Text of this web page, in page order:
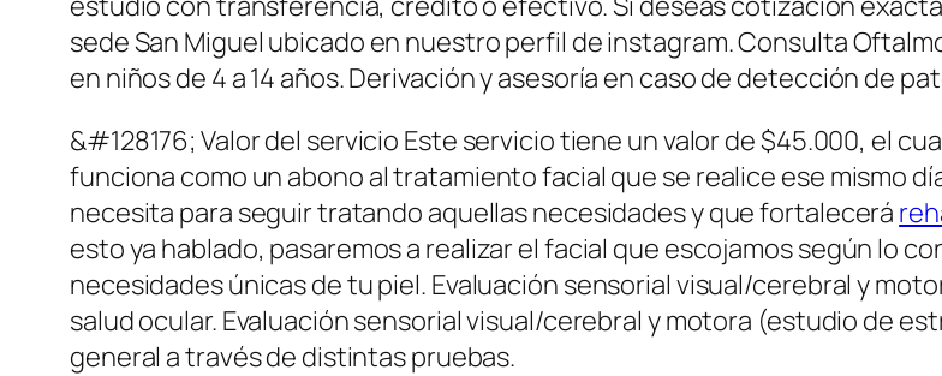
sede San Miguel ubicado en nuestro perfil de instagram. Consulta
en niños de 4 a 14 años. Derivación y asesoría en caso de detección de
&#128176; Valor del servicio Este servicio tiene un valor de $45.000, el
funciona como un abono al tratamiento facial que se realice ese mismo
necesita para seguir tratando aquellas necesidades y que fortalecerá
esto ya hablado, pasaremos a realizar el facial que escojamos según lo
necesidades únicas de tu piel. Evaluación sensorial visual/cerebral y
salud ocular. Evaluación sensorial visual/cerebral y motora (estudio de
general a través de distintas pruebas.